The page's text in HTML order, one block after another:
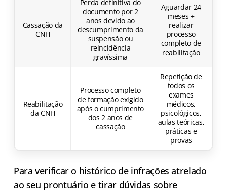
Cassação da
CNH
Perda definitiva do
documento por 2
anos devido ao
descumprimento da
suspensão ou
reincidência
gravíssima
Aguardar 24
meses +
realizar
processo
completo de
reabilitação
Reabilitação
da CNH
Processo completo
de formação exigido
após o cumprimento
dos 2 anos de
cassação
Repetição de
todos os
exames
médicos,
psicológicos,
aulas teóricas,
práticas e
provas
Para verificar o histórico de infrações atrelado
ao seu prontuário e tirar dúvidas sobre